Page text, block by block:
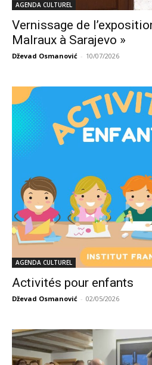
AGENDA CULTUREL
Vernissage de
Malraux à Sarajevo »
Dževad Osmanović - 10/07/2026
AGENDA CULTUREL
Activités pour enfants
Dževad Osmanović - 02/05/2026